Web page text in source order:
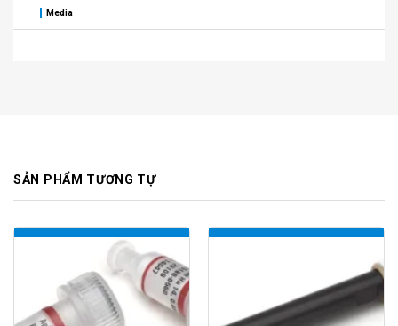
Media
SẢN PHẨM TƯƠNG TỰ